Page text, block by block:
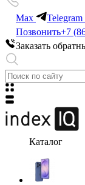
Max Telegram
Позвонить+7
Заказать
Каталог